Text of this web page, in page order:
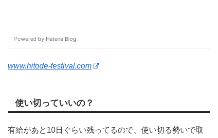
www.hitode-festival.com
使い切っていいの？
有給があと10日ぐらい残ってるので、使い切る勢いで取